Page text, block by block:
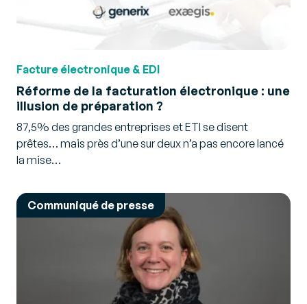
Facture électronique & EDI
Réforme de la facturation électronique : une
illusion de préparation ?
87,5% des grandes entreprises et ETI se disent
prêtes… mais près d’une sur deux n’a pas encore lancé
la mise…
Communiqué de presse